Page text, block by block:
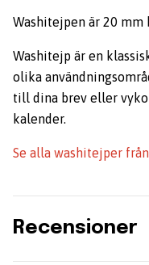
Washitejpen är 20 mm
Washitejp är en
olika
till dina brev eller
kalender.
Se alla washitejper
Recensioner